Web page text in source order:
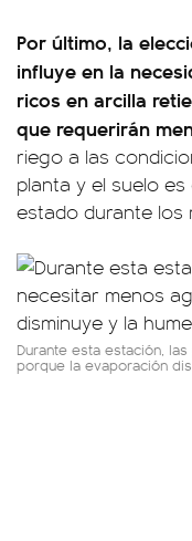
Por último, la
influye en la
ricos en arcilla
que requerirán
riego a las
planta y el suelo
estado durante los
Durante esta estación,
porque la evaporación